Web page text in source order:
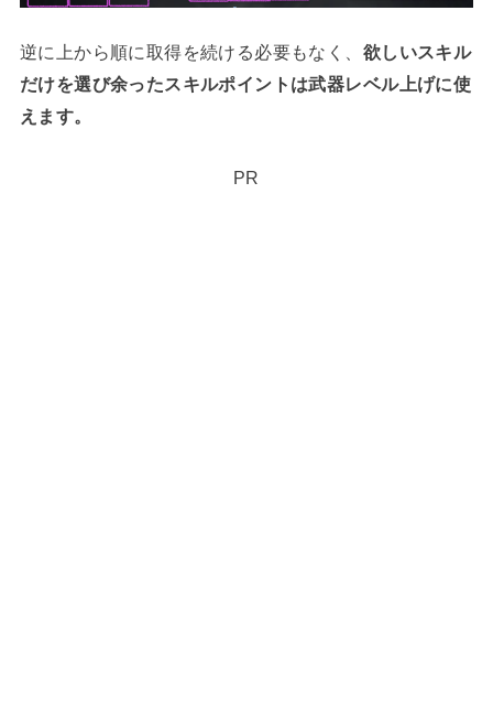
逆に上から順に取得を続ける必要もなく、 欲しいスキル
だけを選び余ったスキルポイントは武器レベル上げに使
えます。
PR